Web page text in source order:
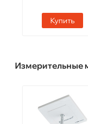
Купить
Измерительные